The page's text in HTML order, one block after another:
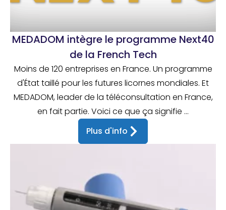
MEDADOM intègre le programme Next40
de la French Tech
Moins de 120 entreprises en France. Un programme
d'État taillé pour les futures licornes mondiales. Et
MEDADOM, leader de la téléconsultation en France,
en fait partie. Voici ce que ça signifie ...
Plus d'info